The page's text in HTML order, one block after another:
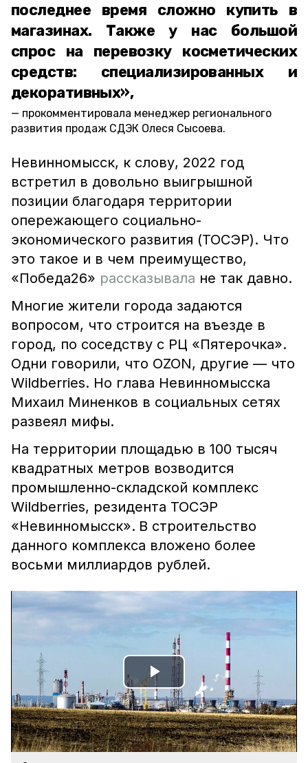
последнее время сложно купить в
магазинах. Также у нас большой
спрос на перевозку косметических
средств: специализированных и
декоративных»,
прокомментировала менеджер регионального
развития продаж СДЭК Олеся Сысоева.
Невинномысск, к слову, 2022 год
встретил в довольно выигрышной
позиции благодаря территории
опережающего социально-
экономического развития (ТОСЭР). Что
это такое и в чем преимущество,
«Победа26» рассказывала не так давно.
Многие жители города задаются
вопросом, что строится на въезде в
город, по соседству с РЦ «Пятерочка».
Одни говорили, что OZON, другие — что
Wildberries. Но глава Невинномысска
Михаил Миненков в социальных сетях
развеял мифы.
На территории площадью в 100 тысяч
квадратных метров возводится
промышленно-складской комплекс
Wildberries, резидента ТОСЭР
«Невинномысск». В строительство
данного комплекса вложено более
восьми миллиардов рублей.
Play
Video